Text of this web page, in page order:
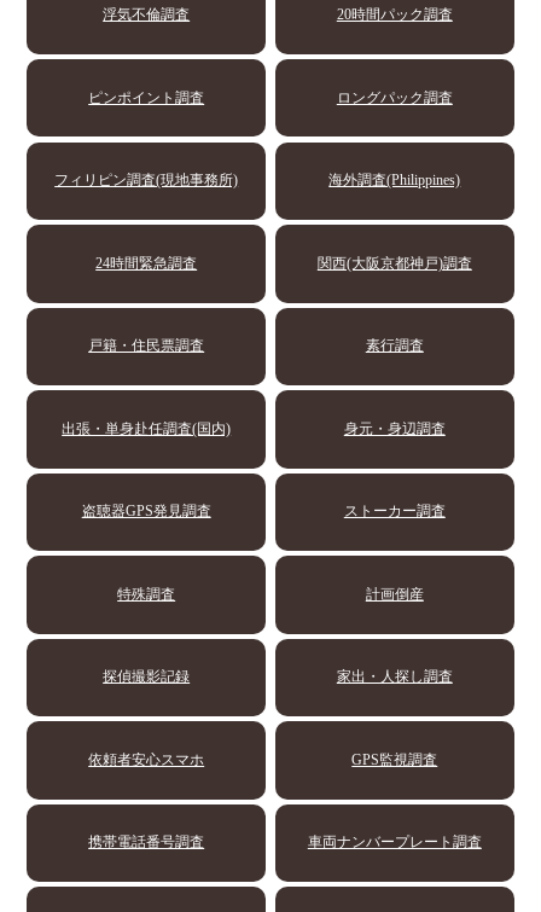
浮気不倫調査 20時間パック調査
ピンポイント調査 ロングパック調査
フィリピン調査(現地事務所) 海外調査(Philippines)
24時間緊急調査 関西(大阪京都神戸)調査
戸籍・住民票調査 素行調査
出張・単身赴任調査(国内) 身元・身辺調査
盗聴器GPS発見調査 ストーカー調査
特殊調査 計画倒産
探偵撮影記録 家出・人探し調査
依頼者安心スマホ GPS監視調査
携帯電話番号調査 車両ナンバープレート調査